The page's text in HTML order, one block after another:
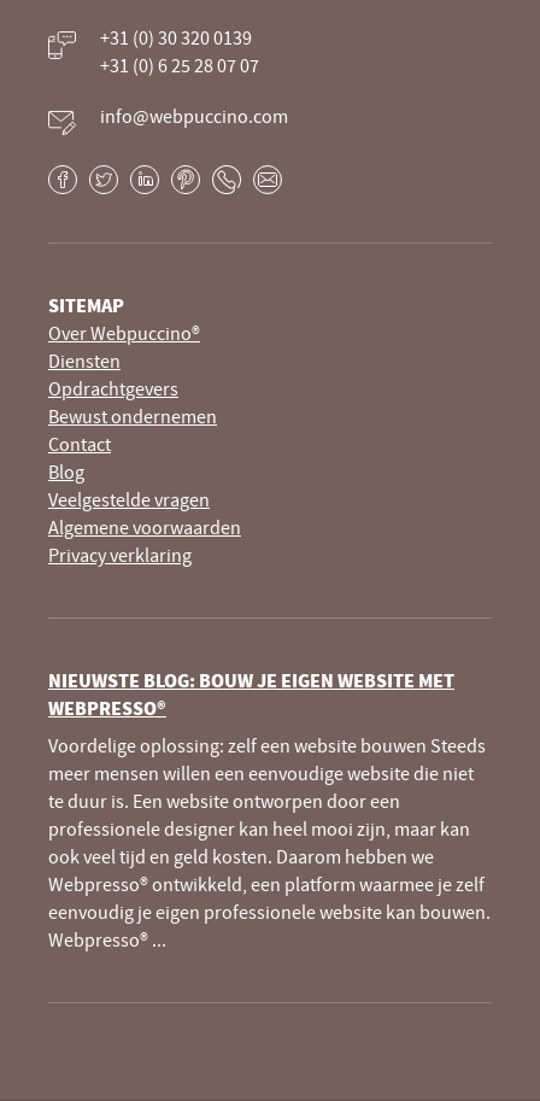
+31 (0) 30 320 0139
+31 (0) 6 25 28 07 07
info@webpuccino.com
SITEMAP
Over Webpuccino®
Diensten
Opdrachtgevers
Bewust ondernemen
Contact
Blog
Veelgestelde vragen
Algemene voorwaarden
Privacy verklaring
NIEUWSTE BLOG: BOUW JE EIGEN WEBSITE MET
WEBPRESSO®
Voordelige oplossing: zelf een website bouwen Steeds
meer mensen willen een eenvoudige website die niet
te duur is. Een website ontworpen door een
professionele designer kan heel mooi zijn, maar kan
ook veel tijd en geld kosten. Daarom hebben we
Webpresso® ontwikkeld, een platform waarmee je zelf
eenvoudig je eigen professionele website kan bouwen.
Webpresso® ...